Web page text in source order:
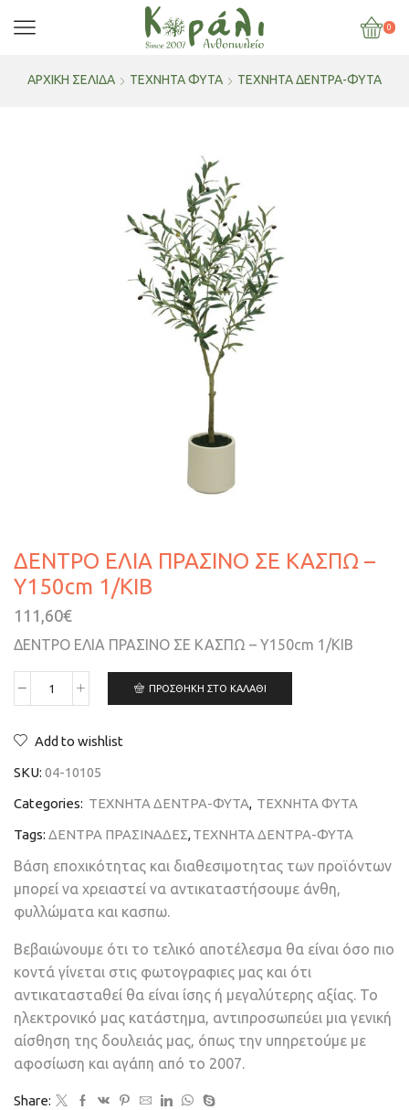
0
ΑΡΧΙΚΉ ΣΕΛΊΔΑ ΤΕΧΝΗΤΑ ΦΥΤΑ ΤΕΧΝΗΤΑ ΔΕΝΤΡΑ-ΦΥΤΑ
ΔΕΝΤΡΟ ΕΛΙΑ ΠΡΑΣΙΝΟ ΣΕ ΚΑΣΠΩ –
Y150cm 1/KIB
111,60€
ΔΕΝΤΡΟ ΕΛΙΑ ΠΡΑΣΙΝΟ ΣΕ ΚΑΣΠΩ – Y150cm 1/KIB
ΠΡΟΣΘΉΚΗ ΣΤΟ ΚΑΛΆΘΙ
Add to wishlist
SKU: 04-10105
Categories: ΤΕΧΝΗΤΑ ΔΕΝΤΡΑ-ΦΥΤΑ, ΤΕΧΝΗΤΑ ΦΥΤΑ
Tags: ΔΕΝΤΡΑ ΠΡΑΣΙΝΑΔΕΣ,ΤΕΧΝΗΤΑ ΔΕΝΤΡΑ-ΦΥΤΑ
Βάση εποχικότητας και διαθεσιμοτητας των προϊόντων
μπορεί να χρειαστεί να αντικαταστήσουμε άνθη,
φυλλώματα και κασπω.
Βεβαιώνουμε ότι το τελικό αποτέλεσμα θα είναι όσο πιο
κοντά γίνεται στις φωτογραφιες μας και ότι
αντικατασταθεί θα είναι ίσης ή μεγαλύτερης αξίας. Το
ηλεκτρονικό μας κατάστημα, αντιπροσωπεύει μια γενική
αίσθηση της δουλειάς μας, όπως την υπηρετούμε με
αφοσίωση και αγάπη από το 2007.
Share: